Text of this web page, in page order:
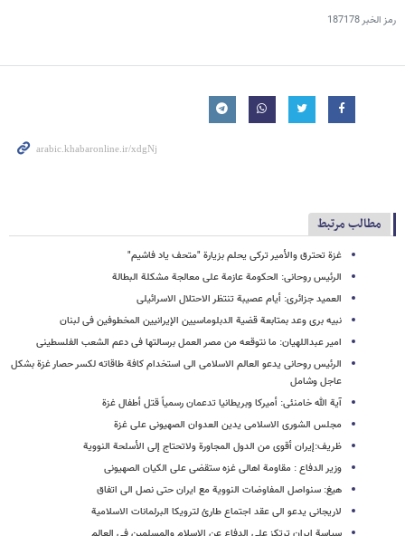
رمز الخبر187178
مطالب مرتبط
غزة تحترق والأمیر ترکی یحلم بزیارة "متحف یاد فاشیم"
الرئیس روحانی: الحکومة عازمة علی معالجة مشکلة البطالة
العمید جزائری: أیام عصیبة تنتظر الاحتلال الاسرائیلی
نبیه بری وعد بمتابعة قضیة الدبلوماسیین الإیرانیین المخطوفین فی لبنان
امیر عبداللهیان: ما نتوقعه من مصر العمل برسالتها فی دعم الشعب الفلسطینی
الرئیس روحانی یدعو العالم الاسلامی الی استخدام کافة طاقاته لکسر حصار غزة بشکل
عاجل وشامل
آیة الله خامنئی: أمیرکا وبریطانیا تدعمان رسمیاً قتل أطفال غزة
مجلس الشوری الاسلامی یدین العدوان الصهیونی علی غزة
ظریف:إیران أقوی من الدول المجاورة ولاتحتاج إلی الأسلحة النوویة
وزیر الدفاع : مقاومة اهالی غزه ستقضی علی الکیان الصهیونی
هیغ: سنواصل المفاوضات النوویة مع ایران حتی نصل الی اتفاق
لاریجانی یدعو الی عقد اجتماع طارئ لترویکا البرلمانات الاسلامیة